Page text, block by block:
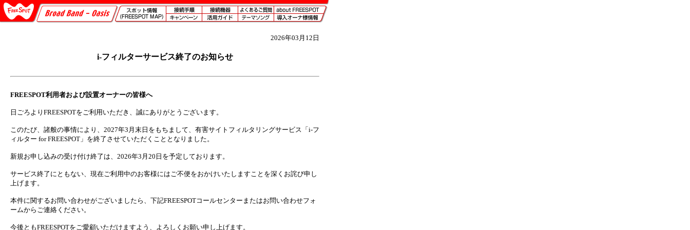
2026年03月12日
i-フィルターサービス終了のお知らせ
FREESPOT利用者および設置オーナーの皆様へ
日ごろよりFREESPOTをご利用いただき、誠にありがとうございます。
このたび、諸般の事情により、2027年3月末日をもちまして、有害サイトフィルタリングサービス「i-フ
ィルター for FREESPOT」を終了させていただくこととなりました。
新規お申し込みの受け付け終了は、2026年3月20日を予定しております。
サービス終了にともない、現在ご利用中のお客様にはご不便をおかけいたしますことを深くお詫び申し
上げます。
本件に関するお問い合わせがございましたら、下記FREESPOTコールセンターまたはお問い合わせフォ
ームからご連絡ください。
今後ともFREESPOTをご愛顧いただけますよう、よろしくお願い申し上げます。